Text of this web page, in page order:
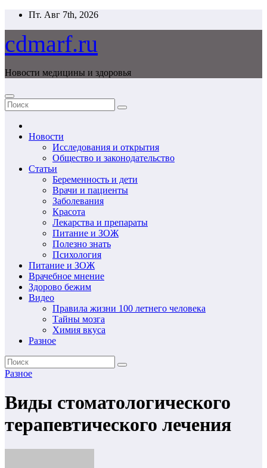
Перейти
содержимому
Пт. Авг 7th, 2026
cdmarf.ru
Новости медицины и здоровья
Новости
Исследования и открытия
Общество и законодательство
Статьи
Беременность и дети
Врачи и пациенты
Заболевания
Красота
Лекарства и препараты
Питание и ЗОЖ
Полезно знать
Психология
Питание и ЗОЖ
Врачебное мнение
Здорово бежим
Видео
Правила жизни 100 летнего человека
Тайны мозга
Химия вкуса
Разное
Разное
Виды стоматологического
терапевтического лечения